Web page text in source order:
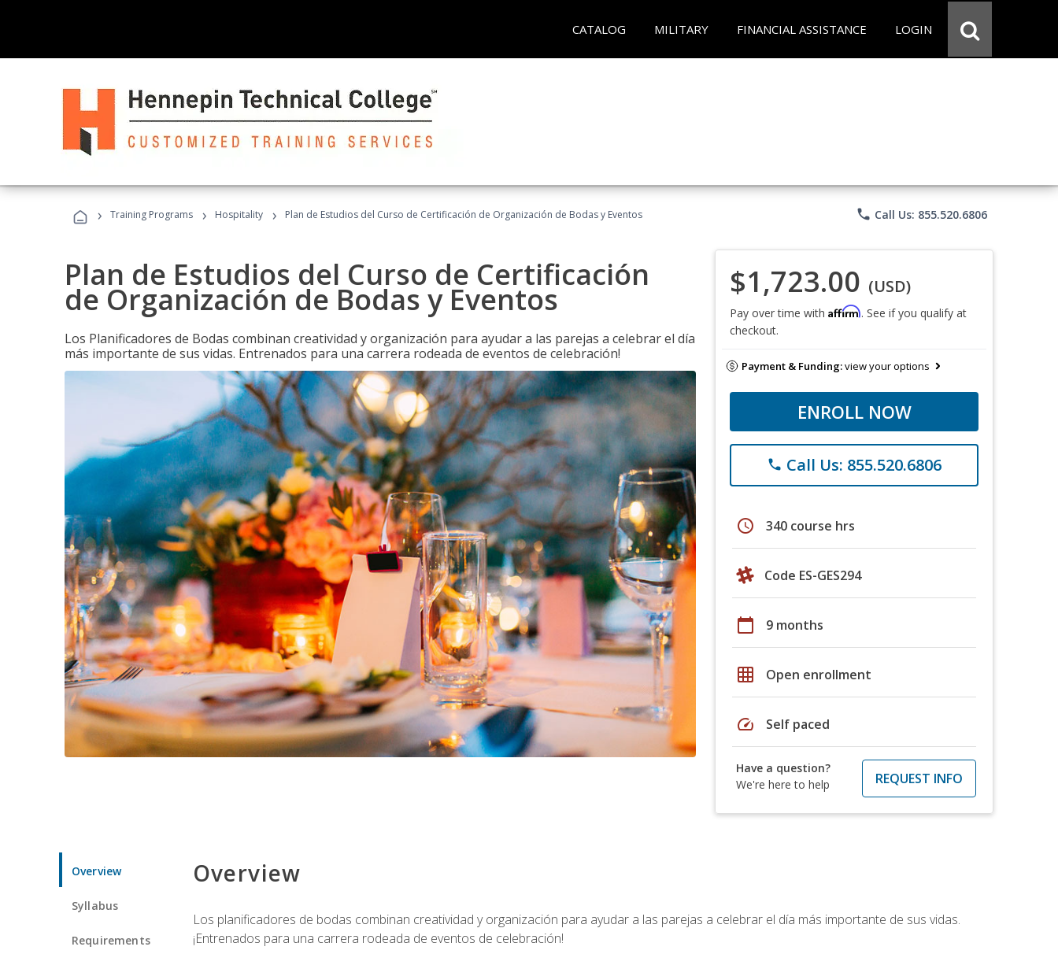
CATALOG MILITARY FINANCIAL ASSISTANCE LOGIN
› Training Programs › Hospitality › Plan de Estudios del Curso de Certificación de Organización de Bodas y Eventos phone Call Us: 855.520.6806
Plan de Estudios del Curso de Certificación
de Organización de Bodas y Eventos
Los Planificadores de Bodas combinan creatividad y organización para ayudar a las parejas a celebrar el día
más importante de sus vidas. Entrenados para una carrera rodeada de eventos de celebración!
$1,723.00 (USD)
Pay over time with Affirm. See if you qualify at
checkout.
Payment & Funding:view your options
ENROLL NOW
phone Call Us: 855.520.6806
schedule 340 course hrs
Code ES-GES294
calendar_today 9 months
grid_on Open enrollment
speed Self paced
Have a question?
We're here to help
REQUEST INFO
Overview
Syllabus
Requirements
Overview
Los planificadores de bodas combinan creatividad y organización para ayudar a las parejas a celebrar el día más importante de sus vidas.
¡Entrenados para una carrera rodeada de eventos de celebración!